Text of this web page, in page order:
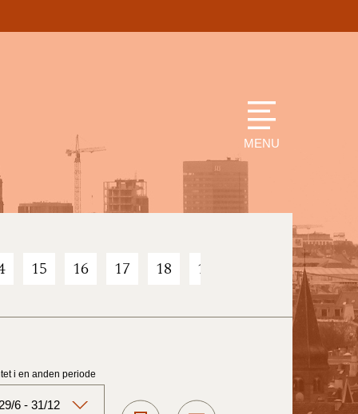
MENU
15 16 17 18 19 21 22
i en anden periode
6 - 31/12